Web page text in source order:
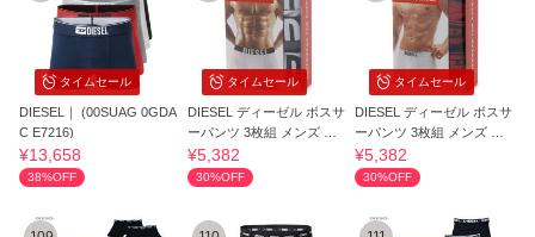
タイムセール
DIESEL｜ (00SUAG 0GDA
C E7216)
¥13,658
38%OFF
タイムセール
DIESEL ディーゼル ボスサ
ーパンツ 3枚組 メンズ 返
品不可
¥5,382
30%OFF
タイムセール
DIESEL ディーゼル ボスサ
ーパンツ 3枚組 メンズ 返
品不可
¥5,382
30%OFF